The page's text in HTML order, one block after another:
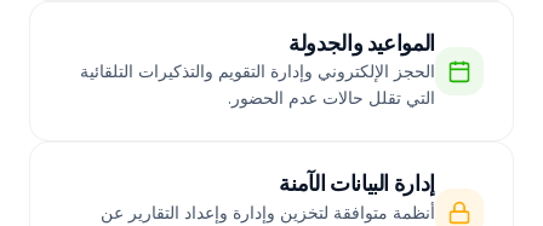
المواعيد والجدولة
الحجز الإلكتروني وإدارة التقويم والتذكيرات التلقائية
التي تقلل حالات عدم الحضور.
إدارة البيانات الآمنة
أنظمة متوافقة لتخزين وإدارة وإعداد التقارير عن